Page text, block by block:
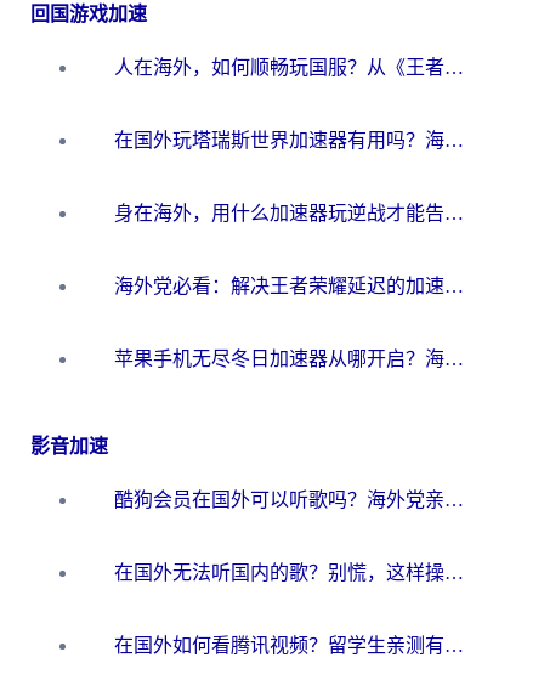
回国游戏加速
人在海外，如何顺畅玩国服？从《王者荣耀》到《云图计划》的加速器终极指南
在国外玩塔瑞斯世界加速器有用吗？海外玩家亲测后的真实答案
身在海外，用什么加速器玩逆战才能告别延迟？
海外党必看：解决王者荣耀延迟的加速器终极指南——从EVE到猫和老鼠，一个工具全搞定
苹果手机无尽冬日加速器从哪开启？海外玩家的冬日生存指南
影音加速
酷狗会员在国外可以听歌吗？海外党亲测有效：3步解决音乐权限难题
在国外无法听国内的歌？别慌，这样操作就能畅听QQ音乐（附亲测加速器推荐）
在国外如何看腾讯视频？留学生亲测有效的回国加速方案